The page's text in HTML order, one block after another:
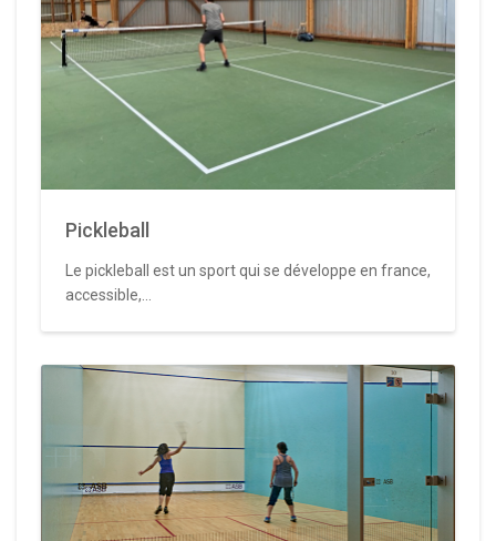
Pickleball
Le pickleball est un sport qui se développe en france,
accessible,...